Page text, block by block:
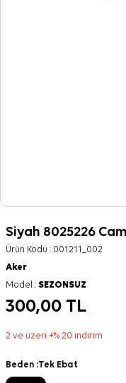
Siyah 8025226
Ürün Kodu : 001211_002
Aker
Model : SEZONSUZ
300,00 TL
2 ve üzeri +% 20 indirim
Beden :Tek Ebat